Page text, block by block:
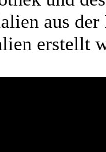
aus
erstellt